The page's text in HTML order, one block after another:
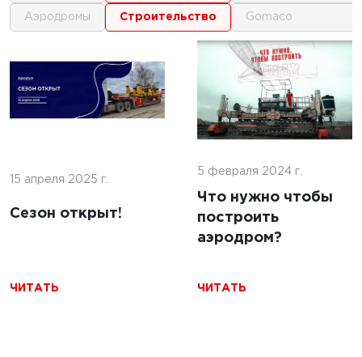
1
1
15 апреля 2025 г.
Сезон открыт!
ЧИТАТЬ
5 февраля 2024 г.
Что нужно чтобы
построить
аэродром?
ЧИТАТЬ
16 июня 2025 г.
Строительство
современные
подходы и
технологии
аэродромы строительство gomaco